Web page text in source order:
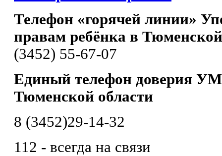
Телефон «горячей линии»
правам ребёнка в
(3452) 55-67-07
Единый телефон доверия
Тюменской области
8 (3452)29-14-32
112 - всегда на связи